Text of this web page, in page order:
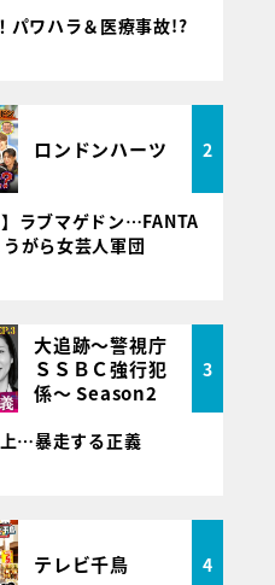
ワハラ＆医療事故!?
ロンドンハーツ 2
】ラブマゲドン…FANTA
がら女芸人軍団
大追跡～警視庁
ＳＳＢＣ強行犯
係～ Season2
3
…暴走する正義
テレビ千鳥 4